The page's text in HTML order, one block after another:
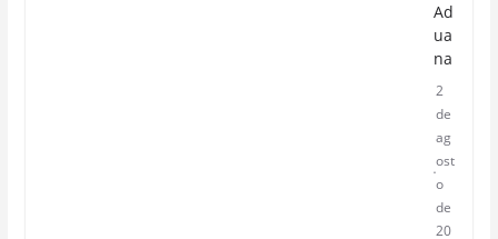
Ad
ua
na
2
de
ag
ost
o
de
20